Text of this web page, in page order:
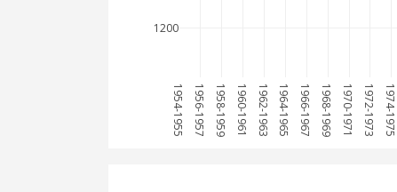
1954-1955 1956-1957 1958-1959 1960-1961 1962-1963 1964-1965 1966-1967 1968-1969 1970-1971 1972-1973 1974-1975
1200